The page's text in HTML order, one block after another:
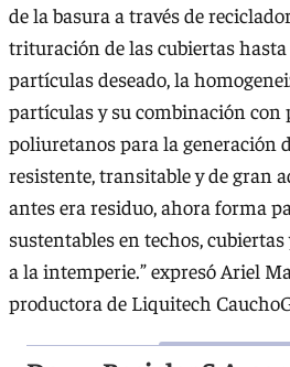
de la basura a través de
trituración de las cubiertas
partículas deseado, la
partículas y su combinación con
poliuretanos para la generación
resistente, transitable y de gran
antes era residuo, ahora forma
sustentables en techos,
a la intemperie.” expresó Ariel
productora de Liquitech